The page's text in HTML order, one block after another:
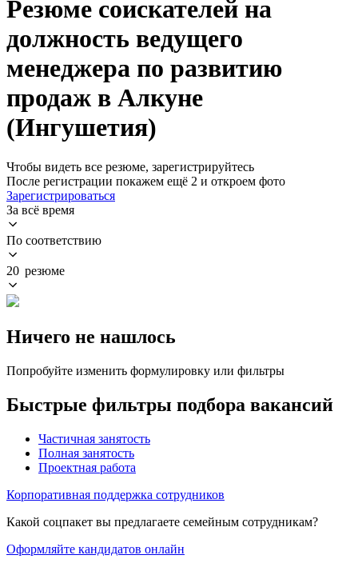
Резюме соискателей на
должность ведущего
менеджера по развитию
продаж в Алкуне
(Ингушетия)
Чтобы видеть все резюме, зарегистрируйтесь
После регистрации покажем ещё 2 и откроем фото
Зарегистрироваться
За всё время
По соответствию
20 резюме
Ничего не нашлось
Попробуйте изменить формулировку или фильтры
Быстрые фильтры подбора вакансий
Частичная занятость
Полная занятость
Проектная работа
Корпоративная поддержка сотрудников
Какой соцпакет вы предлагаете семейным сотрудникам?
Оформляйте кандидатов онлайн